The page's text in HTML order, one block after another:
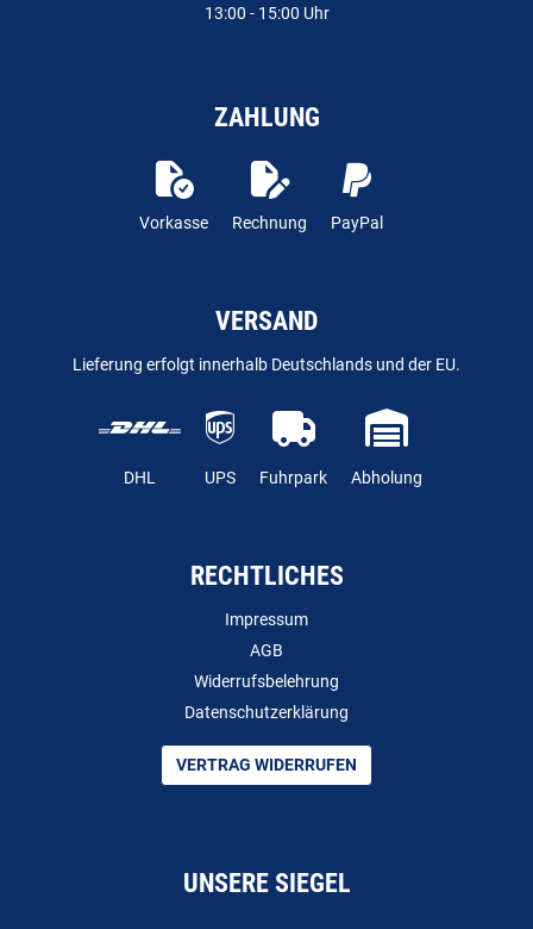
13:00 - 15:00 Uhr
ZAHLUNG
Vorkasse Rechnung PayPal
VERSAND
Lieferung erfolgt innerhalb Deutschlands und der EU.
DHL UPS Fuhrpark Abholung
RECHTLICHES
Impressum
AGB
Widerrufsbelehrung
Datenschutzerklärung
VERTRAG WIDERRUFEN
UNSERE SIEGEL